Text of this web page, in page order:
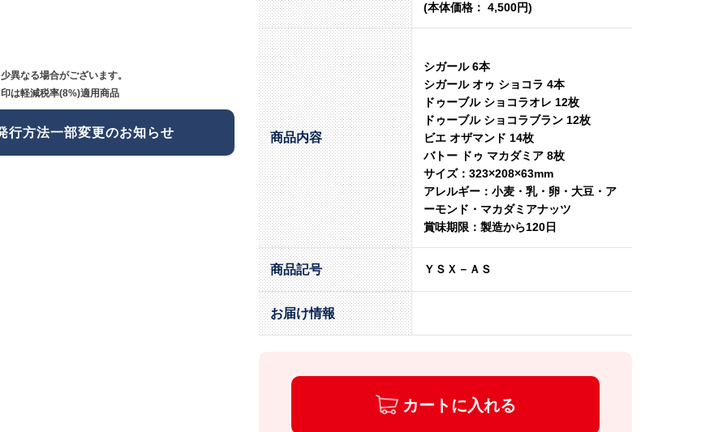
異なる場合がございます。
は軽減税率(8%)適用商品
行方法一部変更のお知らせ
(本体価格： 4,500円)
商品内容
シガール 6本
シガール オゥ ショコラ 4本
ドゥーブル ショコラオレ 12枚
ドゥーブル ショコラブラン 12枚
ビエ オザマンド 14枚
バトー ドゥ マカダミア 8枚
サイズ：323×208×63mm
アレルギー：小麦・乳・卵・大豆・ア
ーモンド・マカダミアナッツ
賞味期限：製造から120日
商品記号 ＹＳＸ－ＡＳ
お届け情報
カートに入れる